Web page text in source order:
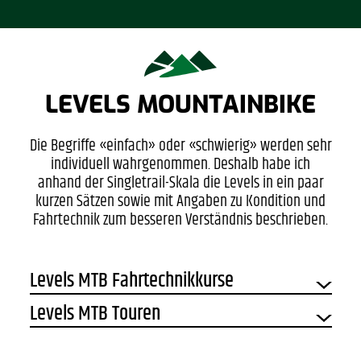
LEVELS MOUNTAINBIKE
Die Begriffe «einfach» oder «schwierig» werden sehr
individuell wahrgenommen. Deshalb habe ich
anhand der Singletrail-Skala die Levels in ein paar
kurzen Sätzen sowie mit Angaben zu Kondition und
Fahrtechnik zum besseren Verständnis beschrieben.
Levels MTB Fahrtechnikkurse
LEVEL 1
Levels MTB Touren